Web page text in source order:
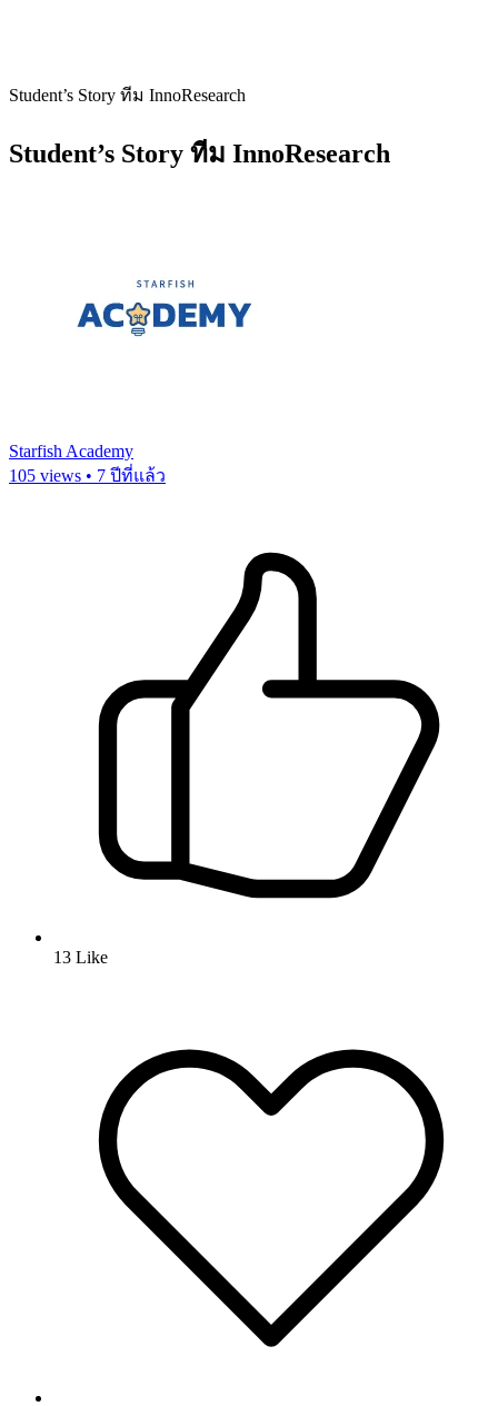
Student’s Story ทีม InnoResearch
Student’s Story ทีม InnoResearch
Starfish Academy
105 views • 7 ปีที่แล้ว
13 Like